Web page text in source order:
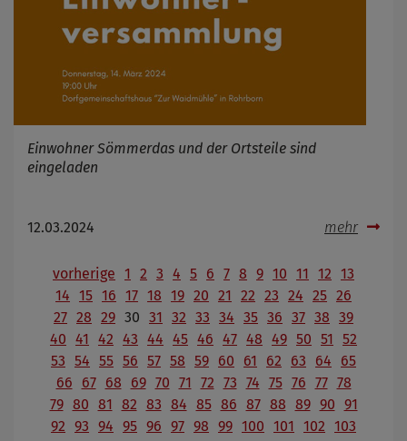
Einwohner Sömmerdas und der Ortsteile sind
eingeladen
12.03.2024 mehr
vorherige 1 2 3 4 5 6 7 8 9 10 11 12 13
14 15 16 17 18 19 20 21 22 23 24 25 26
27 28 29 30 31 32 33 34 35 36 37 38 39
40 41 42 43 44 45 46 47 48 49 50 51
52
53 54 55 56 57 58 59 60 61 62 63 64
65
66
67 68 69 70 71 72 73 74 75 76 77 78
79 80 81 82 83 84 85 86 87 88 89 90 91
92 93 94 95 96 97 98 99 100 101 102 103